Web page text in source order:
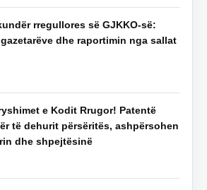
rregullores së GJKKO-së:
dhe raportimin nga sallat
e Kodit Rrugor! Patentë
të dehurit përsëritës, ashpërsohen
dhe shpejtësinë